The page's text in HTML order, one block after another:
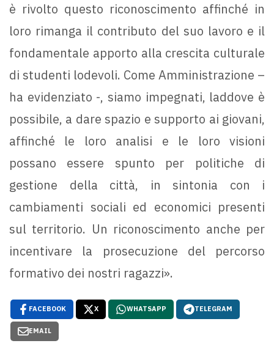
è rivolto questo riconoscimento affinché in
loro rimanga il contributo del suo lavoro e il
fondamentale apporto alla crescita culturale
di studenti lodevoli. Come Amministrazione –
ha evidenziato -, siamo impegnati, laddove è
possibile, a dare spazio e supporto ai giovani,
affinché le loro analisi e le loro visioni
possano essere spunto per politiche di
gestione della città, in sintonia con i
cambiamenti sociali ed economici presenti
sul territorio. Un riconoscimento anche per
incentivare la prosecuzione del percorso
formativo dei nostri ragazzi».
FACEBOOK X WHATSAPP TELEGRAM
EMAIL